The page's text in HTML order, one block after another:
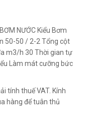
NƯỚC Kiểu Bơm
50-50 / 2-2 Tổng cột
m3/h 30 Thời gian tự
Làm mát cưỡng bức
tính thuế VAT. Kính
hàng để tuân thủ